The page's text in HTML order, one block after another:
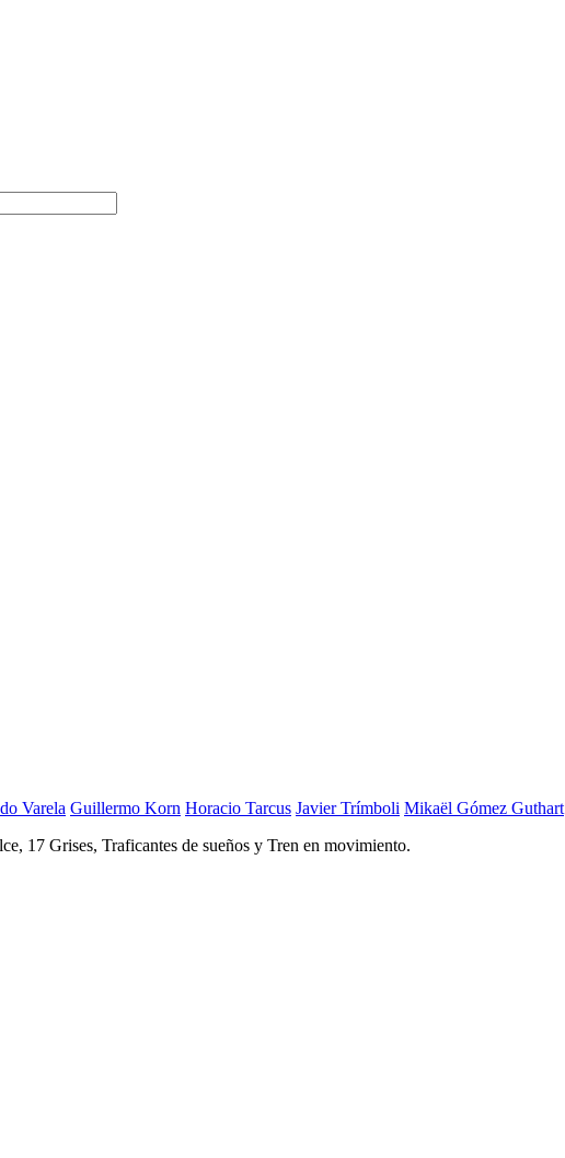
Varela Guillermo Korn Horacio Tarcus Javier Trímboli Mikaël Gómez Guthart
17 Grises, Traficantes de sueños y Tren en movimiento.